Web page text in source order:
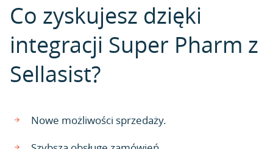
Co zyskujesz dzięki
integracji Super Pharm z
Sellasist?
Nowe możliwości sprzedaży.